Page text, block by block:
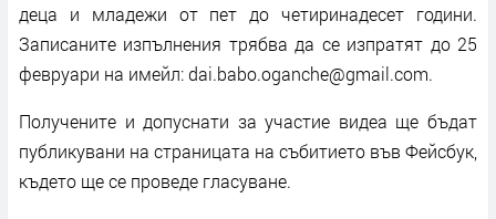
деца и младежи от пет до четиринадесет години.
Записаните изпълнения трябва да се изпратят до 25
февруари на имейл: dai.babo.oganche@gmail.com.
Получените и допуснати за участие видеа ще бъдат
публикувани на страницата на събитието във Фейсбук,
където ще се проведе гласуване.